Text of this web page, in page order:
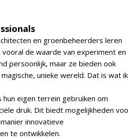
en groenbeheerders leren
de waarde van experiment en
persoonlijk, maar ze bieden ook
unieke wereld. Dat is wat ik
eigen terrein gebruiken om
druk. Dit biedt mogelijkheden
innovatieve
te ontwikkelen.